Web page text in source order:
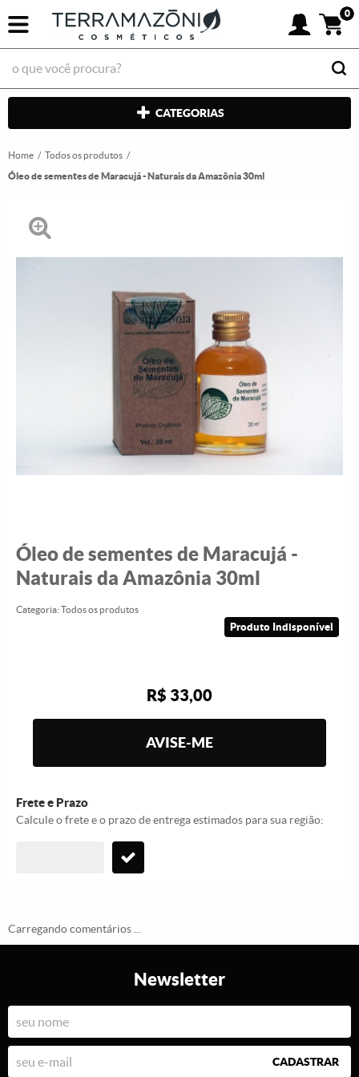
0
CATEGORIAS
Home
Todos os produtos
Óleo de sementes de Maracujá - Naturais da Amazônia 30ml
Óleo de sementes de Maracujá -
Naturais da Amazônia 30ml
Categoria: Todos os produtos
Produto Indisponível
R$ 33,00
AVISE-ME
Frete e Prazo
Calcule o frete e o prazo de entrega estimados para sua região:
Carregando comentários ...
Newsletter
CADASTRAR